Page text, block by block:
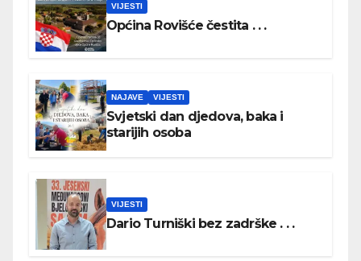
VIJESTI
Općina Rovišće čestita . . .
NAJAVE VIJESTI
Svjetski dan djedova, baka i
starijih osoba
VIJESTI
Dario Turniški bez zadrške . . .